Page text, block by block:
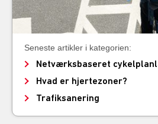
Seneste artikler i kategorien:
Netværksbaseret
Hvad er hjertezoner?
Trafiksanering